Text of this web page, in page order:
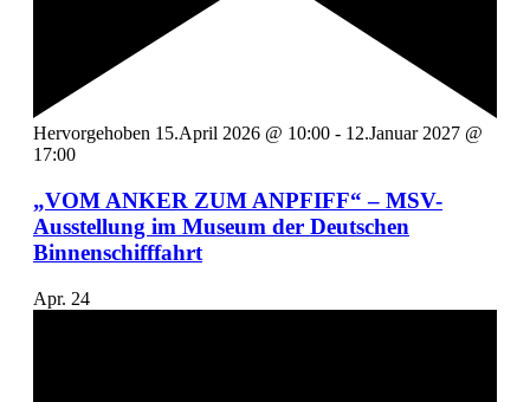
Hervorgehoben 15.April 2026 @ 10:00 - 12.Januar 2027 @
17:00
„VOM ANKER ZUM ANPFIFF“ – MSV-
Ausstellung im Museum der Deutschen
Binnenschifffahrt
Apr. 24